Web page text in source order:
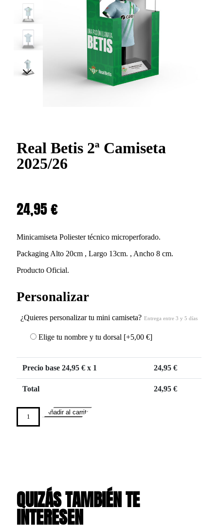
Real Betis 2ª Camiseta
2025/26
24,95€
Minicamiseta Poliester técnico microperforado.
Packaging Alto 20cm , Largo 13cm. , Ancho 8 cm.
Producto Oficial.
Personalizar
¿Quieres personalizar tu mini camiseta? Entrega entre 3 y 5 días
Elige tu nombre y tu dorsal [+5,00 €]
Precio base 24,95 € x 1 24,95 €
Total 24,95 €
Añadir al carrito
QUIZÁS TAMBIÉN TE
INTERESEN